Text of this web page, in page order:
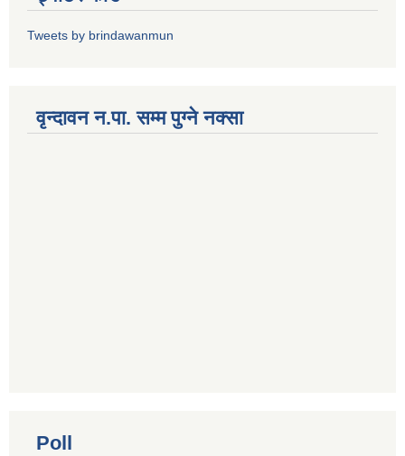
Tweets by brindawanmun
वृन्दावन न.पा. सम्म पुग्ने नक्सा
Poll